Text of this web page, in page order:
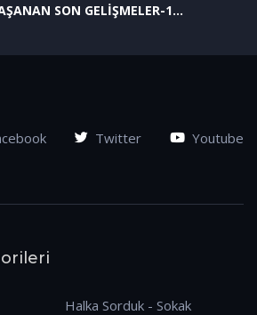
SON GELİŞMELER-1
Twitter Youtube
Halka Sorduk - Sokak